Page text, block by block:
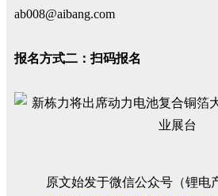
ab008@aibang.com
报名方式二：扫码报名
原文始发于微信公众号（锂电